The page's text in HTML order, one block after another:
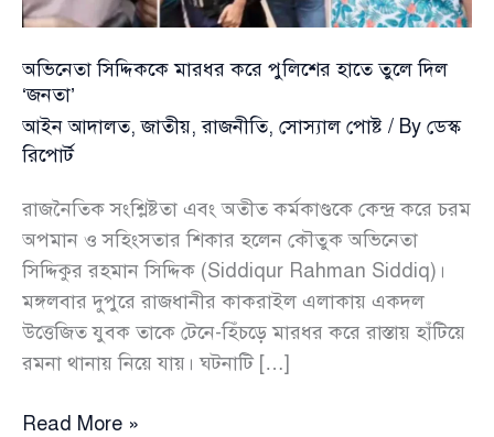
অভিনেতা সিদ্দিককে মারধর করে পুলিশের হাতে তুলে দিল
‘জনতা’
আইন আদালত,জাতীয়,রাজনীতি, সোস্যাল পোষ্ট / By ডেস্ক
রিপোর্ট
রাজনৈতিক সংশ্লিষ্টতা এবং অতীত কর্মকাণ্ডকে কেন্দ্র করে চরম
অপমান ও সহিংসতার শিকার হলেন কৌতুক অভিনেতা
সিদ্দিকুর রহমান সিদ্দিক (Siddiqur Rahman Siddiq)।
মঙ্গলবার দুপুরে রাজধানীর কাকরাইল এলাকায় একদল
উত্তেজিত যুবক তাকে টেনে-হিঁচড়ে মারধর করে রাস্তায় হাঁটিয়ে
রমনা থানায় নিয়ে যায়। ঘটনাটি […]
অভিনেতা
Read More »